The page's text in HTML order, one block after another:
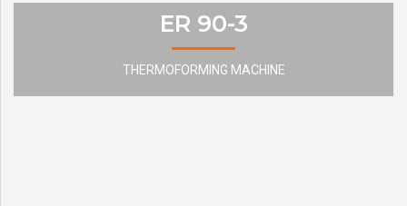
ER 90-3
THERMOFORMING MACHINE